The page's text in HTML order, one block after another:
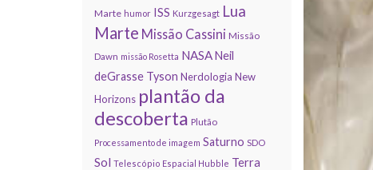
Marte humor ISS Kurzgesagt Lua
Marte Missão Cassini Missão
Dawn missão Rosetta NASA Neil
deGrasse Tyson Nerdologia New
Horizons plantão da
descoberta Plutão
Processamento de imagem Saturno SDO
Sol Telescópio Espacial Hubble Terra